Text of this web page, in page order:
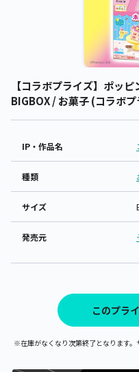
【コラボプライズ】ポッ
BIGBOX / お菓子 (コラボ
IP・作品名
種類
サイズ
発売元
このプラ
※在庫がなくなり次第終了となります